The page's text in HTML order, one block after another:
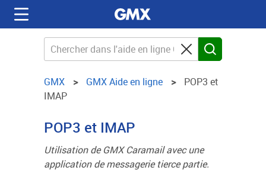
GMX GMX Aide en ligne
POP3 et
IMAP
POP3 et IMAP
Utilisation de GMX Caramail avec une
application de messagerie tierce partie.